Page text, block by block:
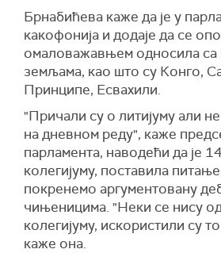
Брнабићева каже да је у
какофонија и додаје да се
омаловажавњем односила са
земљама, као што су Конго,
Принципе, Есвахили.
"Причали су о литијуму али
на дневном реду", каже
парламента, наводећи да је
колегијуму, поставила
покренемо аргументовану
чињеницима. "Неки се нису
колегијуму, искористили су
каже она.